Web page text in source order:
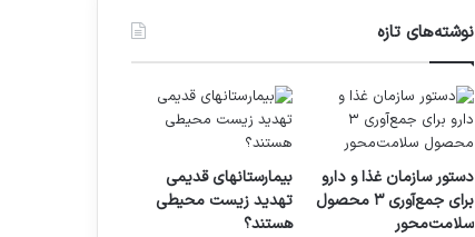
نوشته‌های تازه
دستور سازمان غذا و دارو
برای جمع‌آوری ۳ محصول
سلامت‌محور
بیمارستانهای قدیمی
تهدید زیست محیطی
هستند؟